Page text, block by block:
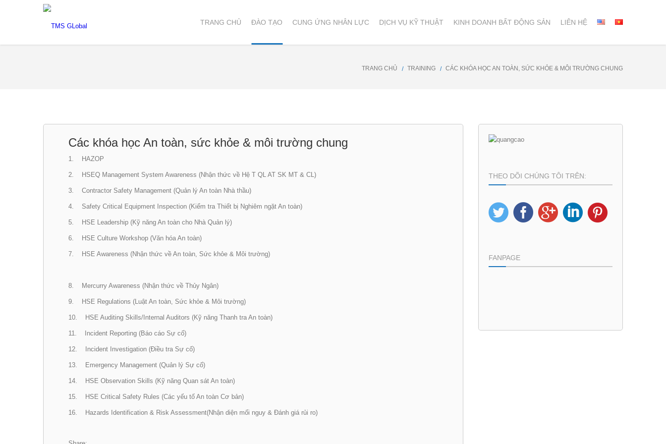
TRANG CHỦ ĐÀO TẠO CUNG ỨNG NHÂN LỰC DỊCH VỤ KỸ THUẬT KINH DOANH BẤT ĐỘNG SẢN LIÊN HỆ
TRANG CHỦ TRAINING CÁC KHÓA HỌC AN TOÀN, SỨC KHỎE & MÔI TRƯỜNG CHUNG
Các khóa học An toàn, sức khỏe & môi trường chung
1. HAZOP
2. HSEQ Management System Awareness (Nhận thức về Hệ T QL AT SK MT & CL)
3. Contractor Safety Management (Quản lý An toàn Nhà thầu)
4. Safety Critical Equipment Inspection (Kiểm tra Thiết bị Nghiêm ngặt An toàn)
5. HSE Leadership (Kỹ năng An toàn cho Nhà Quản lý)
6. HSE Culture Workshop (Văn hóa An toàn)
7. HSE Awareness (Nhận thức về An toàn, Sức khỏe & Môi trường)
8. Mercurry Awareness (Nhận thức về Thủy Ngân)
9. HSE Regulations (Luật An toàn, Sức khỏe & Môi trường)
10. HSE Auditing Skills/Internal Auditors (Kỹ năng Thanh tra An toàn)
11. Incident Reporting (Báo cáo Sự cố)
12. Incident Investigation (Điều tra Sự cố)
13. Emergency Management (Quản lý Sự cố)
14. HSE Observation Skills (Kỹ năng Quan sát An toàn)
15. HSE Critical Safety Rules (Các yếu tố An toàn Cơ bản)
16. Hazards Identification & Risk Assessment(Nhận diện mối nguy & Đánh giá rủi ro)
THEO DÕI CHÚNG TÔI TRÊN:
FANPAGE